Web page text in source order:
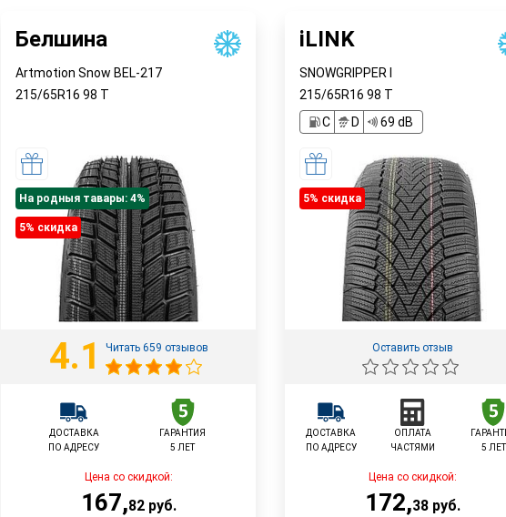
Белшина
Artmotion Snow BEL-217
215/65R16 98 T
На родныя тавары: 4%
5% cкидка
4.1 Читать 659 отзывов
ДОСТАВКА
ПО АДРЕСУ
ГАРАНТИЯ
5 ЛЕТ
Цена со скидкой:
167,82руб.
iLINK
SNOWGRIPPER I
215/65R16 98 T
C
D 69 dB
5% cкидка
Оставить отзыв
ДОСТАВКА
ПО АДРЕСУ
ОПЛАТА
ЧАСТЯМИ
5 ЛЕТ
Цена со скидкой:
172,38руб.